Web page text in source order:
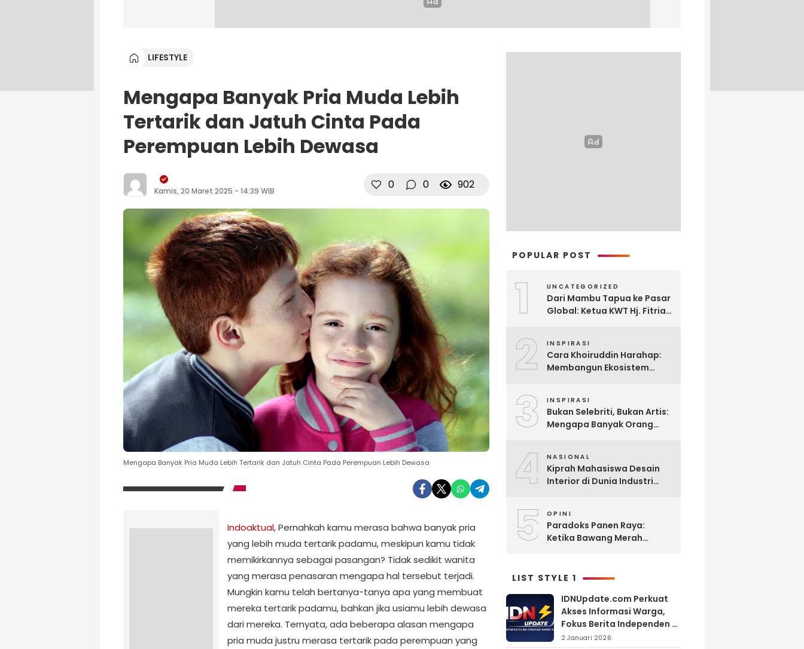
LIFESTYLE
Mengapa Banyak Pria Muda Lebih
Tertarik dan Jatuh Cinta Pada
Perempuan Lebih Dewasa
Kamis, 20 Maret 2025 - 14:39 WIB 0 0 902
Mengapa Banyak Pria Muda Lebih Tertarik dan Jatuh Cinta Pada Perempuan Lebih Dewasa
Indoaktual, Pernahkah kamu merasa bahwa banyak pria
yang lebih muda tertarik padamu, meskipun kamu tidak
memikirkannya sebagai pasangan? Tidak sedikit wanita
yang merasa penasaran mengapa hal tersebut terjadi.
Mungkin kamu telah bertanya-tanya apa yang membuat
mereka tertarik padamu, bahkan jika usiamu lebih dewasa
dari mereka. Ternyata, ada beberapa alasan mengapa
pria muda justru merasa tertarik pada perempuan yang
POPULAR POST
1 UNCATEGORIZED
Dari Mambu Tapua ke Pasar
Global: Ketua KWT Hj. Fitria
Negeri
2 INSPIRASI
Cara Khoiruddin Harahap:
Membangun Ekosistem
Digital
3 INSPIRASI
Bukan Selebriti, Bukan Artis:
Mengapa Banyak Orang
4 NASIONAL
Kiprah Mahasiswa Desain
Interior di Dunia Industri
5 OPINI
Paradoks Panen Raya:
Ketika Bawang Merah
LIST STYLE 1
IDNUpdate.com Perkuat
Akses Informasi Warga,
Fokus Berita Independen di
Kabupaten Banyuasin
2 Januari 2026